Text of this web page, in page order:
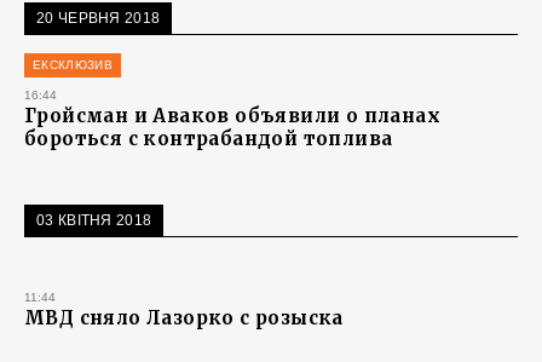
20 ЧЕРВНЯ 2018
ЕКСКЛЮЗИВ
16:44
Гройсман и Аваков объявили о планах
бороться с контрабандой топлива
03 КВІТНЯ 2018
11:44
МВД сняло Лазорко с розыска